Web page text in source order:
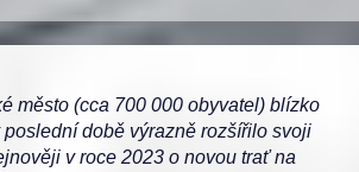
město (cca 700 000 obyvatel) blízko
době výrazně rozšířilo svoji
v roce 2023 o novou trať na